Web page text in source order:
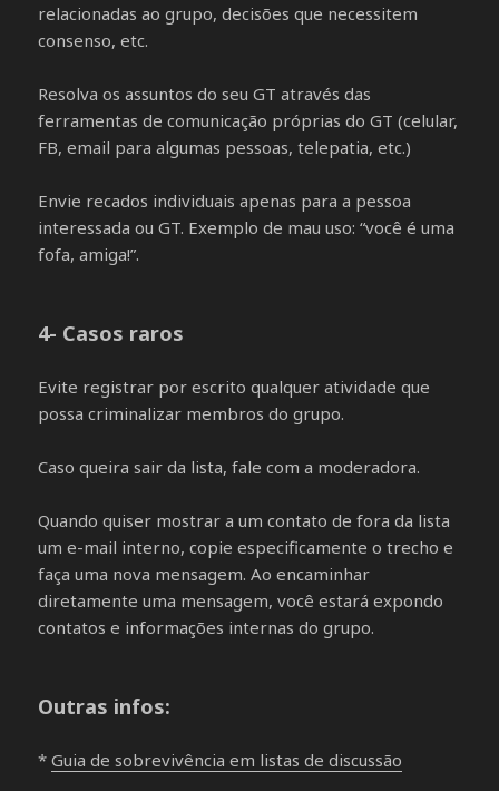
relacionadas ao grupo, decisões que necessitem
consenso, etc.
Resolva os assuntos do seu GT através das
ferramentas de comunicação próprias do GT (celular,
FB, email para algumas pessoas, telepatia, etc.)
Envie recados individuais apenas para a pessoa
interessada ou GT. Exemplo de mau uso: “você é uma
fofa, amiga!”.
4- Casos raros
Evite registrar por escrito qualquer atividade que
possa criminalizar membros do grupo.
Caso queira sair da lista, fale com a moderadora.
Quando quiser mostrar a um contato de fora da lista
um e-mail interno, copie especificamente o trecho e
faça uma nova mensagem. Ao encaminhar
diretamente uma mensagem, você estará expondo
contatos e informações internas do grupo.
Outras infos:
*Guia de sobrevivência em listas de discussão